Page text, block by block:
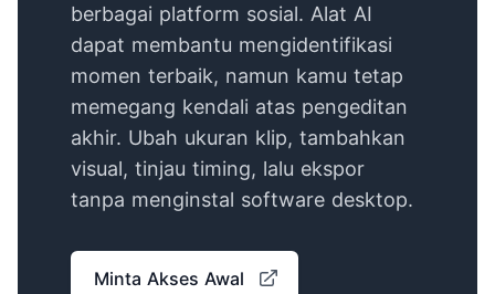
berbagai platform sosial. Alat AI
dapat membantu mengidentifikasi
momen terbaik, namun kamu tetap
memegang kendali atas pengeditan
akhir. Ubah ukuran klip, tambahkan
visual, tinjau timing, lalu ekspor
tanpa menginstal software desktop.
Minta Akses Awal